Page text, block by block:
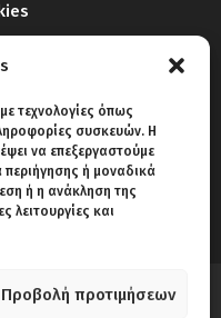
τεχνολογίες όπως
συσκευών. Η
να επεξεργαστούμε
ή μοναδικά
ή η ανάκληση της
λειτουργίες και
Προβολή προτιμήσεων